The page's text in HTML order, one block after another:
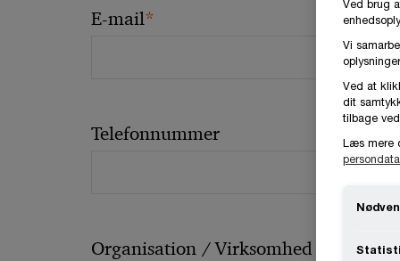
E-mail*
Telefonnummer
Organisation / Virksomhed
Ved brug
Vi
Ved at
dit
tilbage
Læs mere